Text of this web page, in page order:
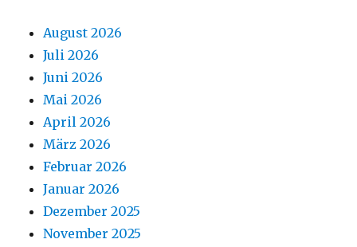
August 2026
Juli 2026
Juni 2026
Mai 2026
April 2026
März 2026
Februar 2026
Januar 2026
Dezember 2025
November 2025